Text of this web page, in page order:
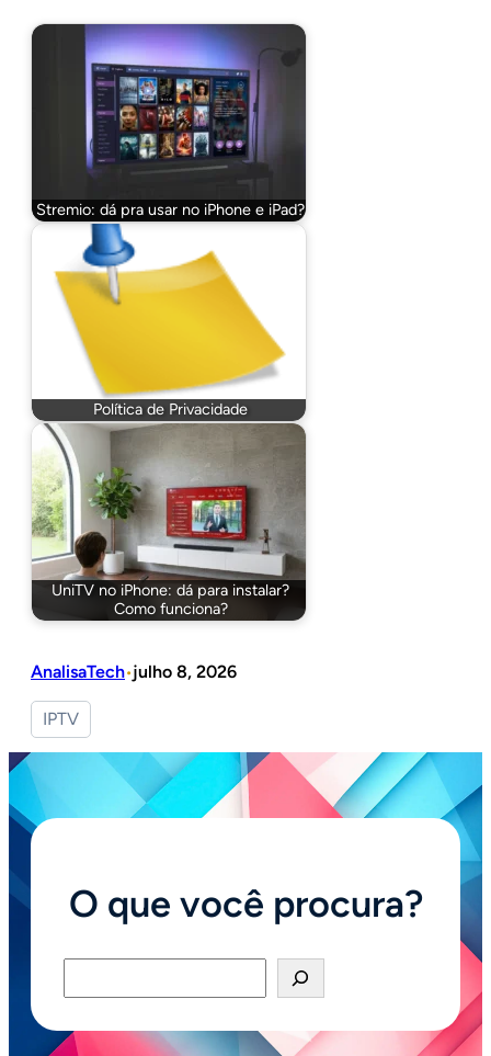
Stremio: dá pra usar no iPhone e iPad?
Política de Privacidade
UniTV no iPhone: dá para instalar?
Como funciona?
AnalisaTech•julho 8, 2026
IPTV
O que você procura?